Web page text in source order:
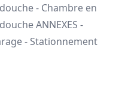
- Chambre en
ANNEXES -
- Stationnement